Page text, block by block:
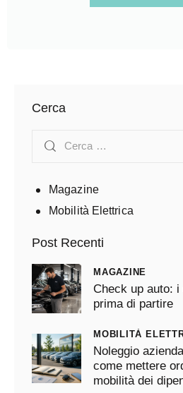
Cerca
Magazine
Mobilità Elettrica
Post Recenti
MAGAZINE
Check up auto:
prima di partire
MOBILITÀ
Noleggio
come mettere
mobilità dei